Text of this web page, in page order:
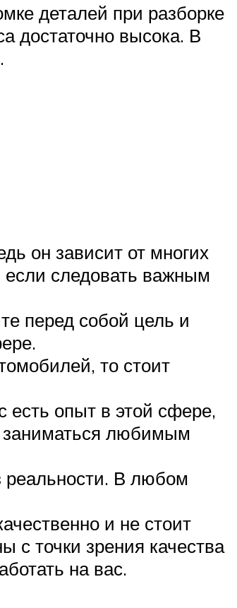
деталей при разборке
достаточно высока. В
он зависит от многих
следовать важным
перед собой цель и
то стоит
есть опыт в этой сфере,
заниматься любимым
реальности. В любом
и не стоит
с точки зрения качества
на вас.